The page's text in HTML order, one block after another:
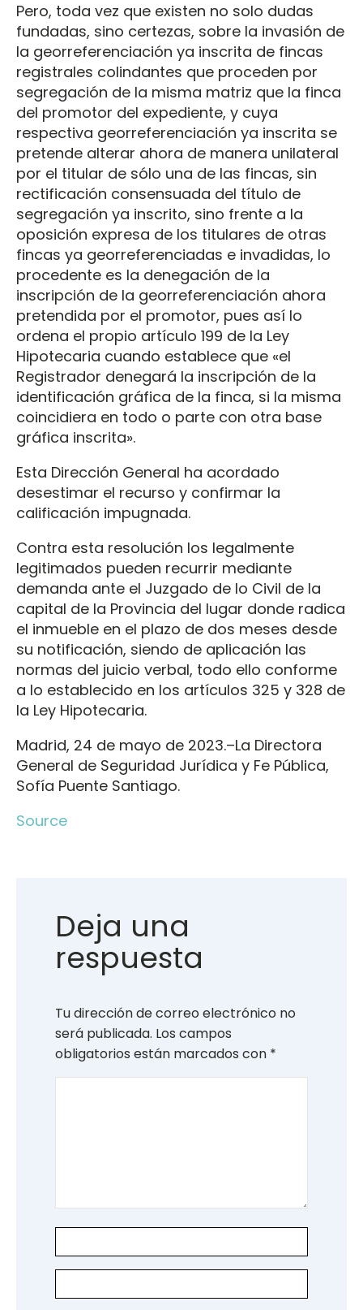
Pero, toda vez que existen no solo dudas
fundadas, sino certezas, sobre la invasión de
la georreferenciación ya inscrita de fincas
registrales colindantes que proceden por
segregación de la misma matriz que la finca
del promotor del expediente, y cuya
respectiva georreferenciación ya inscrita se
pretende alterar ahora de manera unilateral
por el titular de sólo una de las fincas, sin
rectificación consensuada del título de
segregación ya inscrito, sino frente a la
oposición expresa de los titulares de otras
fincas ya georreferenciadas e invadidas, lo
procedente es la denegación de la
inscripción de la georreferenciación ahora
pretendida por el promotor, pues así lo
ordena el propio artículo 199 de la Ley
Hipotecaria cuando establece que «el
Registrador denegará la inscripción de la
identificación gráfica de la finca, si la misma
coincidiera en todo o parte con otra base
gráfica inscrita».
Esta Dirección General ha acordado
desestimar el recurso y confirmar la
calificación impugnada.
Contra esta resolución los legalmente
legitimados pueden recurrir mediante
demanda ante el Juzgado de lo Civil de la
capital de la Provincia del lugar donde radica
el inmueble en el plazo de dos meses desde
su notificación, siendo de aplicación las
normas del juicio verbal, todo ello conforme
a lo establecido en los artículos 325 y 328 de
la Ley Hipotecaria.
Madrid, 24 de mayo de 2023.–La Directora
General de Seguridad Jurídica y Fe Pública,
Sofía Puente Santiago.
Source
Deja una
respuesta
Tu dirección de correo electrónico no
será publicada. Los campos
obligatorios están marcados con *